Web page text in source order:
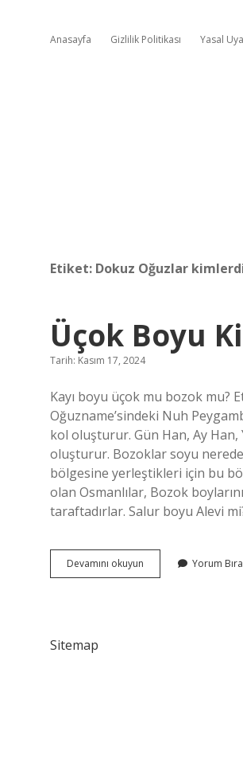
Anasayfa Gizlilik Politikası Yasal
Etiket: Dokuz Oğuzlar
Üçok Boyu
Tarih: Kasım 17, 2024
Kayı boyu üçok mu bozok mu?
Oğuzname’sindeki Nuh
kol oluşturur. Gün Han, Ay Han,
oluşturur. Bozoklar soyu
bölgesine yerleştikleri için bu
olan Osmanlılar, Bozok
taraftadırlar. Salur boyu Alevi
Devamını okuyun
Boyu
Yorum
Sitemap